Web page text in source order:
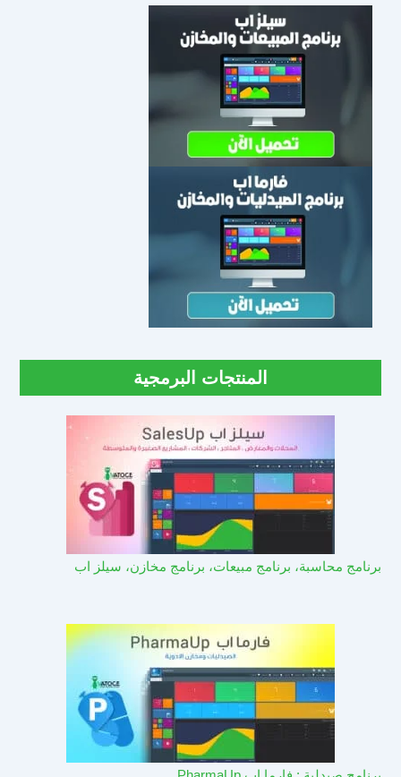
المنتجات البرمجية
برنامج محاسبة، برنامج مبيعات، برنامج مخازن، سيلز اب